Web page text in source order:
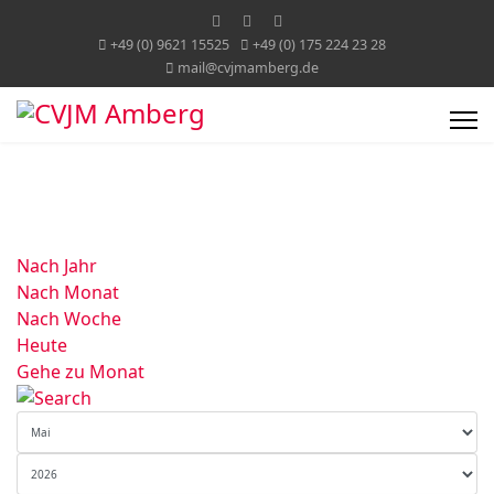
+49 (0) 9621 15525
+49 (0) 175 224 23 28
mail@cvjmamberg.de
Nach Jahr
Nach Monat
Nach Woche
Heute
Gehe zu Monat